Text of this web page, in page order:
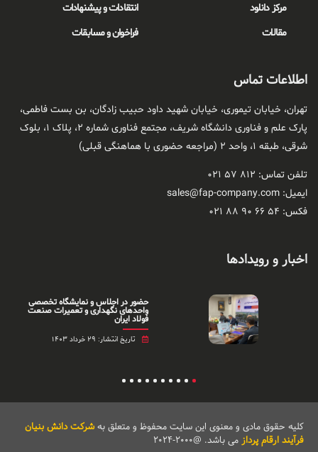
مرکز دانلود
مقالات
انتقادات و پیشنهادات
فراخوان و مسابقات
اطلاعات تماس
تهران، خیابان تیموری، خیابان شهید داود حبیب زادگان، بن بست فاطمی،
پارک علم و فناوری دانشگاه شریف، مجتمع فناوری شماره ۲، پلاک ۱، بلوک
شرقی، طبقه ۱، واحد ۲ (مراجعه حضوری با هماهنگی قبلی)
تلفن تماس: ۸۱۲ ۵۷ ۰۲۱
ایمیل: sales@fap-company.com
فکس: ۵۴ ۶۶ ۹۰ ۸۸ ۰۲۱
اخبار و رویداد‌ها
کسب مقام های اول و
جشنواره طراحی صنعتی
1
2
3
4
5
کلیه حقوق مادی و معنوی این سایت محفوظ و متعلق به شرکت دانش بنیان
فرآیند ارقام پرداز می باشد. @۲۰۰۰-۲۰۲۴